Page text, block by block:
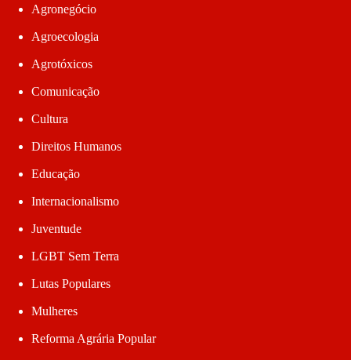
Agronegócio
Agroecologia
Agrotóxicos
Comunicação
Cultura
Direitos Humanos
Educação
Internacionalismo
Juventude
LGBT Sem Terra
Lutas Populares
Mulheres
Reforma Agrária Popular